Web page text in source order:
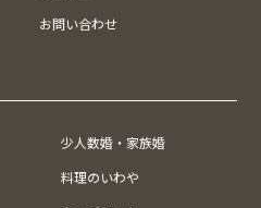
お問い合わせ
少人数婚・家族婚
料理のいわや